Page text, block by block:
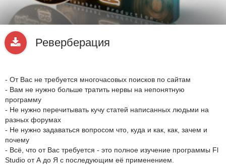
Реверберация
- От Вас не требуется многочасовых поисков по сайтам
- Вам не нужно больше тратить нервы на непонятную
программу
- Не нужно перечитывать кучу статей написанных людьми на
разных форумах
- Не нужно задаваться вопросом что, куда и как, как, зачем и
почему
- Всё, что от Вас требуется - это полное изучение программы Fl
Studio от А до Я с последующим её применением.